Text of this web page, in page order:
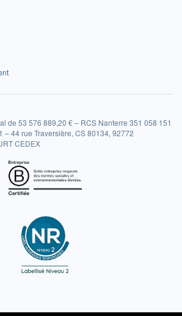
de 53 576 889,20 € – RCS Nanterre 351 058 151
– 44 rue Traversière, CS 80134, 92772
CEDEX